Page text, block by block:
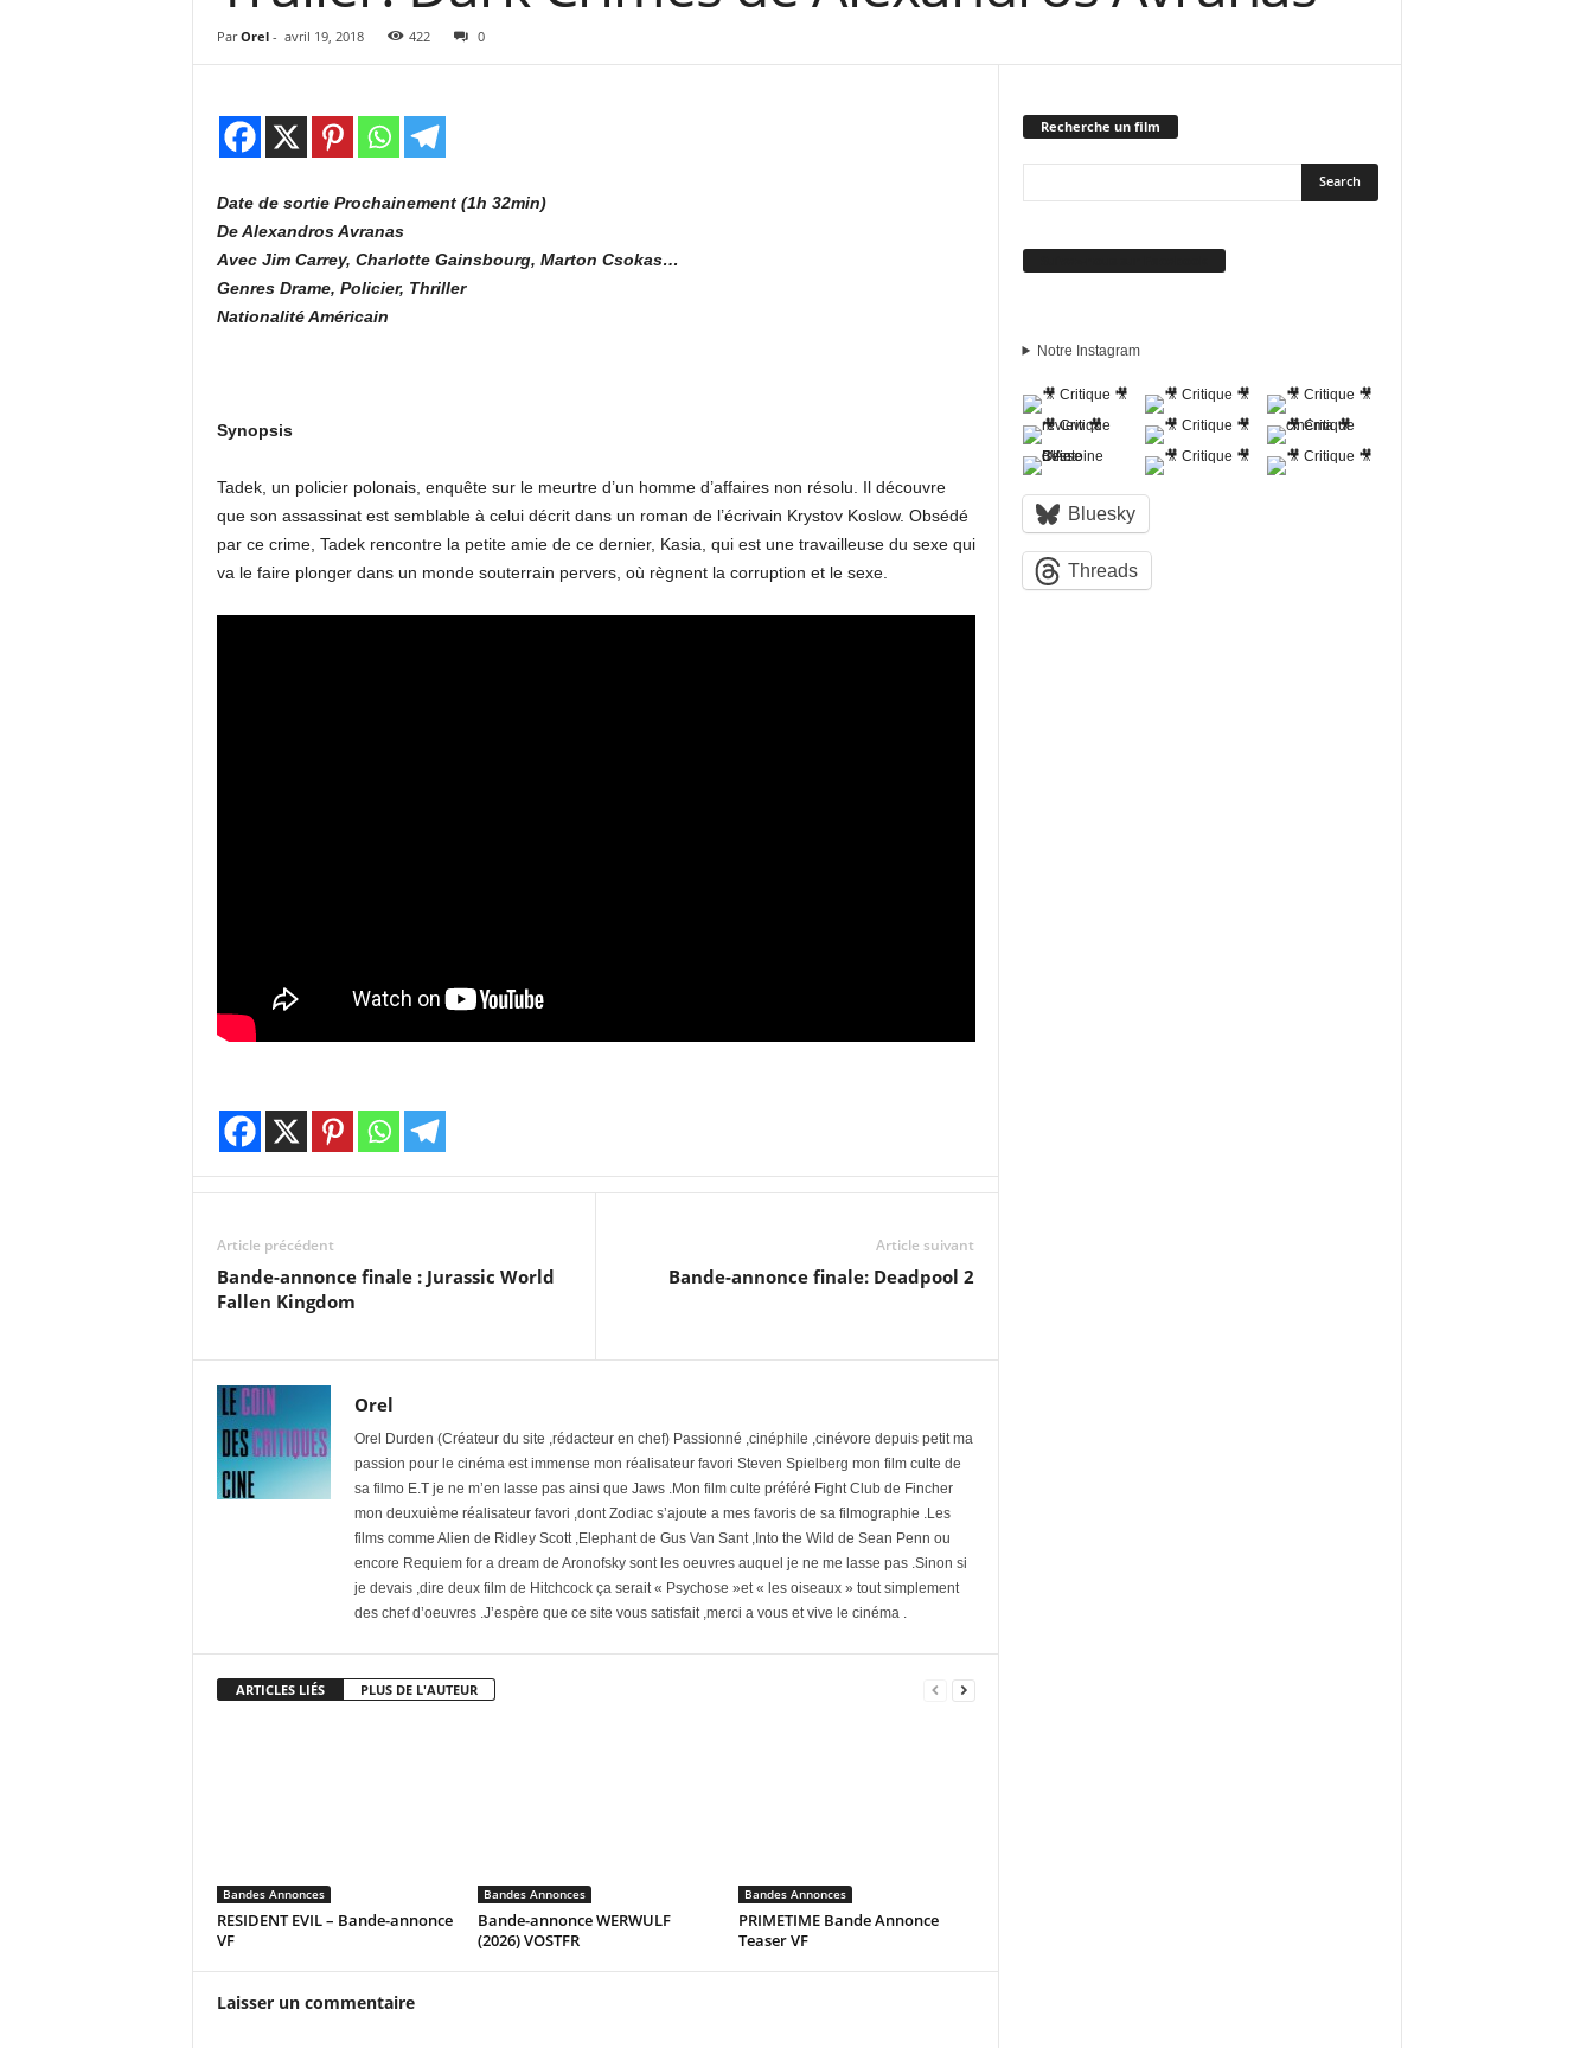
Par Orel- avril 19, 2018 422 0
Date de sortie Prochainement (1h 32min)
De Alexandros Avranas
Avec Jim Carrey, Charlotte Gainsbourg, Marton Csokas…
Genres Drame, Policier, Thriller
Nationalité Américain
Synopsis
Tadek, un policier polonais, enquête sur le meurtre d’un homme d’affaires non résolu. Il découvre
que son assassinat est semblable à celui décrit dans un roman de l’écrivain Krystov Koslow. Obsédé
par ce crime, Tadek rencontre la petite amie de ce dernier, Kasia, qui est une travailleuse du sexe qui
va le faire plonger dans un monde souterrain pervers, où règnent la corruption et le sexe.
Article précédent
Bande-annonce finale : Jurassic World
Fallen Kingdom
Article suivant
Bande-annonce finale: Deadpool 2
Orel
Orel Durden (Créateur du site ,rédacteur en chef) Passionné ,cinéphile ,cinévore depuis petit ma
passion pour le cinéma est immense mon réalisateur favori Steven Spielberg mon film culte de
sa filmo E.T je ne m’en lasse pas ainsi que Jaws .Mon film culte préféré Fight Club de Fincher
mon deuxuième réalisateur favori ,dont Zodiac s’ajoute a mes favoris de sa filmographie .Les
films comme Alien de Ridley Scott ,Elephant de Gus Van Sant ,Into the Wild de Sean Penn ou
encore Requiem for a dream de Aronofsky sont les oeuvres auquel je ne me lasse pas .Sinon si
je devais ,dire deux film de Hitchcock ça serait « Psychose »et « les oiseaux » tout simplement
des chef d’oeuvres .J’espère que ce site vous satisfait ,merci a vous et vive le cinéma .
ARTICLES LIÉS PLUS DE L'AUTEUR
Bandes Annonces
RESIDENT EVIL – Bande-annonce
VF
Bandes Annonces
Bande-annonce WERWULF
(2026) VOSTFR
Bandes Annonces
PRIMETIME Bande Annonce
Teaser VF
Laisser un commentaire
Recherche un film
Notre Instagram
Bluesky
Threads